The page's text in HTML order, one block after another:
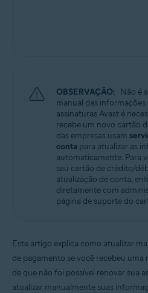
OBSERVAÇÃO: Não é
manual das
assinaturas Avast é
recebe um novo cartão
das empresas usam
conta para atualizar as
automaticamente. Para
seu cartão de crédito/
atualização de conta,
diretamente com
página de suporte do
Este artigo explica como atualizar
de pagamento se você recebeu
de que não foi possível renovar sua
atualizar manualmente suas